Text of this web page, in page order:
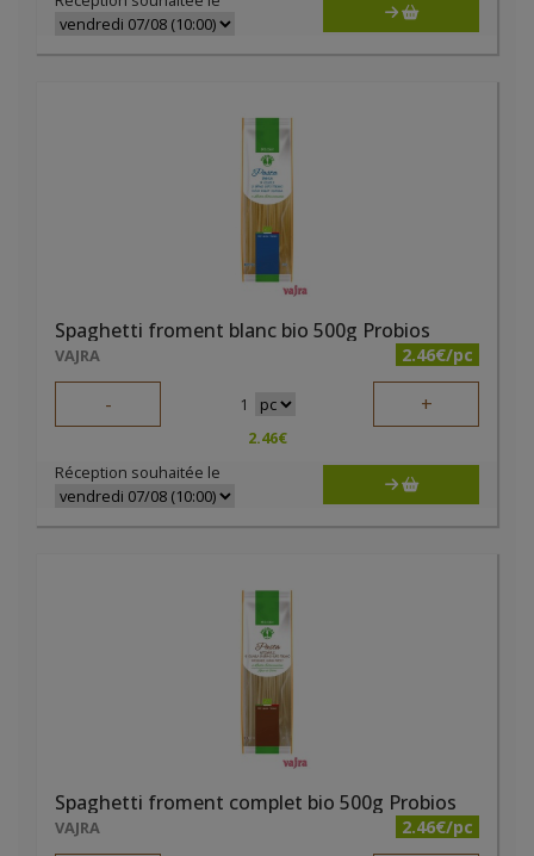
Spaghetti froment blanc bio 500g Probios
VAJRA 2.46€/pc
- 1 +
2.46€
Réception souhaitée le
Spaghetti froment complet bio 500g Probios
VAJRA 2.46€/pc